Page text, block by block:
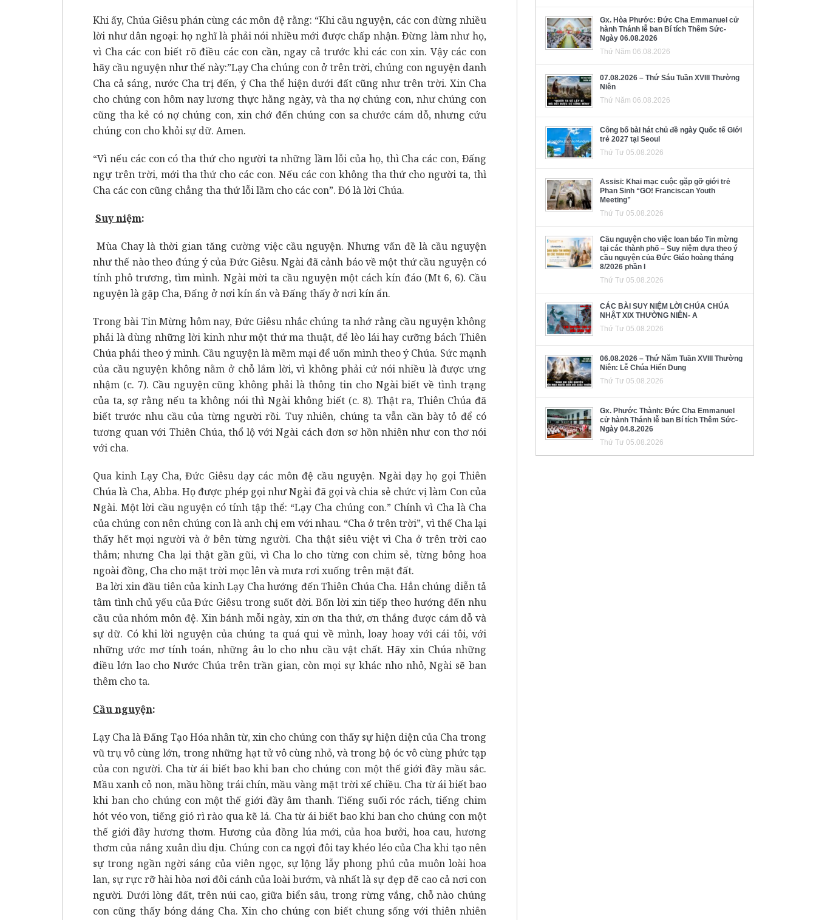
Khi ấy, Chúa Giêsu phán cùng các môn đệ rằng: “Khi cầu nguyện, các con đừng nhiều
lời như dân ngoại: họ nghĩ là phải nói nhiều mới được chấp nhận. Ðừng làm như họ,
vì Cha các con biết rõ điều các con cần, ngay cả trước khi các con xin. Vậy các con
hãy cầu nguyện như thế này:”Lạy Cha chúng con ở trên trời, chúng con nguyện danh
Cha cả sáng, nước Cha trị đến, ý Cha thể hiện dưới đất cũng như trên trời. Xin Cha
cho chúng con hôm nay lương thực hằng ngày, và tha nợ chúng con, như chúng con
cũng tha kẻ có nợ chúng con, xin chớ đến chúng con sa chước cám dỗ, nhưng cứu
chúng con cho khỏi sự dữ. Amen.
“Vì nếu các con có tha thứ cho người ta những lầm lỗi của họ, thì Cha các con, Ðấng
ngự trên trời, mới tha thứ cho các con. Nếu các con không tha thứ cho người ta, thì
Cha các con cũng chẳng tha thứ lỗi lầm cho các con”. Ðó là lời Chúa.
Suy niệm:
Mùa Chay là thời gian tăng cường việc cầu nguyện. Nhưng vấn đề là cầu nguyện
như thế nào theo đúng ý của Đức Giêsu. Ngài đã cảnh báo về một thứ cầu nguyện có
tính phô trương, tìm mình. Ngài mời ta cầu nguyện một cách kín đáo (Mt 6, 6). Cầu
nguyện là gặp Cha, Đấng ở nơi kín ẩn và Đấng thấy ở nơi kín ẩn.
Trong bài Tin Mừng hôm nay, Đức Giêsu nhắc chúng ta nhớ rằng cầu nguyện không
phải là dùng những lời kinh như một thứ ma thuật, để lèo lái hay cưỡng bách Thiên
Chúa phải theo ý mình. Cầu nguyện là mềm mại để uốn mình theo ý Chúa. Sức mạnh
của cầu nguyện không nằm ở chỗ lắm lời, vì không phải cứ nói nhiều là được ưng
nhậm (c. 7). Cầu nguyện cũng không phải là thông tin cho Ngài biết về tình trạng
của ta, sợ rằng nếu ta không nói thì Ngài không biết (c. 8). Thật ra, Thiên Chúa đã
biết trước nhu cầu của từng người rồi. Tuy nhiên, chúng ta vẫn cần bày tỏ để có
tương quan với Thiên Chúa, thổ lộ với Ngài cách đơn sơ hồn nhiên như con thơ nói
với cha.
Qua kinh Lạy Cha, Đức Giêsu dạy các môn đệ cầu nguyện. Ngài dạy họ gọi Thiên
Chúa là Cha, Abba. Họ được phép gọi như Ngài đã gọi và chia sẻ chức vị làm Con của
Ngài. Một lời cầu nguyện có tính tập thể: “Lạy Cha chúng con.” Chính vì Cha là Cha
của chúng con nên chúng con là anh chị em với nhau. “Cha ở trên trời”, vì thế Cha lại
thấy hết mọi người và ở bên từng người. Cha thật siêu việt vì Cha ở trên trời cao
thẳm; nhưng Cha lại thật gần gũi, vì Cha lo cho từng con chim sẻ, từng bông hoa
ngoài đồng, Cha cho mặt trời mọc lên và mưa rơi xuống trên mặt đất.
Ba lời xin đầu tiên của kinh Lạy Cha hướng đến Thiên Chúa Cha. Hẳn chúng diễn tả
tâm tình chủ yếu của Đức Giêsu trong suốt đời. Bốn lời xin tiếp theo hướng đến nhu
cầu của nhóm môn đệ. Xin bánh mỗi ngày, xin ơn tha thứ, ơn thắng được cám dỗ và
sự dữ. Có khi lời nguyện của chúng ta quá qui về mình, loay hoay với cái tôi, với
những ước mơ tính toán, những âu lo cho nhu cầu vật chất. Hãy xin Chúa những
điều lớn lao cho Nước Chúa trên trần gian, còn mọi sự khác nho nhỏ, Ngài sẽ ban
thêm cho ta.
Cầu nguyện:
Lạy Cha là Đấng Tạo Hóa nhân từ, xin cho chúng con thấy sự hiện diện của Cha trong
vũ trụ vô cùng lớn, trong những hạt tử vô cùng nhỏ, và trong bộ óc vô cùng phức tạp
của con người. Cha từ ái biết bao khi ban cho chúng con một thế giới đầy mầu sắc.
Mầu xanh cỏ non, mầu hồng trái chín, mầu vàng mặt trời xế chiều. Cha từ ái biết bao
khi ban cho chúng con một thế giới đầy âm thanh. Tiếng suối róc rách, tiếng chim
hót véo von, tiếng gió rì rào qua kẽ lá. Cha từ ái biết bao khi ban cho chúng con một
thế giới đầy hương thơm. Hương của đồng lúa mới, của hoa bưởi, hoa cau, hương
thơm của nắng xuân dìu dịu. Chúng con ca ngợi đôi tay khéo léo của Cha khi tạo nên
sự trong ngần ngời sáng của viên ngọc, sự lộng lẫy phong phú của muôn loài hoa
lan, sự rực rỡ hài hòa nơi đôi cánh của loài bướm, và nhất là sự đẹp đẽ cao cả nơi con
người. Dưới lòng đất, trên núi cao, giữa biển sâu, trong rừng vắng, chỗ nào chúng
con cũng thấy bóng dáng Cha. Xin cho chúng con biết chung sống với thiên nhiên
Gx. Hòa Phước: Đức Cha Emmanuel cử
hành Thánh lễ ban Bí tích Thêm Sức-
Ngày 06.08.2026
Thứ Năm 06.08.2026
07.08.2026 – Thứ Sáu Tuần XVIII Thường
Niên
Thứ Năm 06.08.2026
Công bố bài hát chủ đề ngày Quốc tế Giới
trẻ 2027 tại Seoul
Thứ Tư 05.08.2026
Assisi: Khai mạc cuộc gặp gỡ giới trẻ
Phan Sinh “GO! Franciscan Youth
Meeting”
Thứ Tư 05.08.2026
Cầu nguyện cho việc loan báo Tin mừng
tại các thành phố – Suy niệm dựa theo ý
cầu nguyện của Đức Giáo hoàng tháng
8/2026 phần I
Thứ Tư 05.08.2026
CÁC BÀI SUY NIỆM LỜI CHÚA CHÚA
NHẬT XIX THƯỜNG NIÊN- A
Thứ Tư 05.08.2026
06.08.2026 – Thứ Năm Tuần XVIII Thường
Niên: Lễ Chúa Hiển Dung
Thứ Tư 05.08.2026
Gx. Phước Thành: Đức Cha Emmanuel
cử hành Thánh lễ ban Bí tích Thêm Sức-
Ngày 04.8.2026
Thứ Tư 05.08.2026